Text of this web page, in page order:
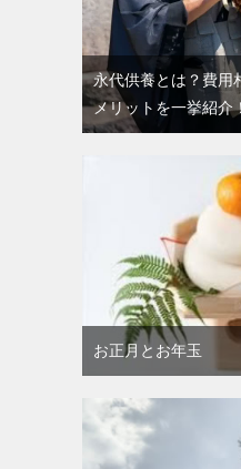
永代供養とは？費用
メリットを一挙紹介
お正月とお年玉